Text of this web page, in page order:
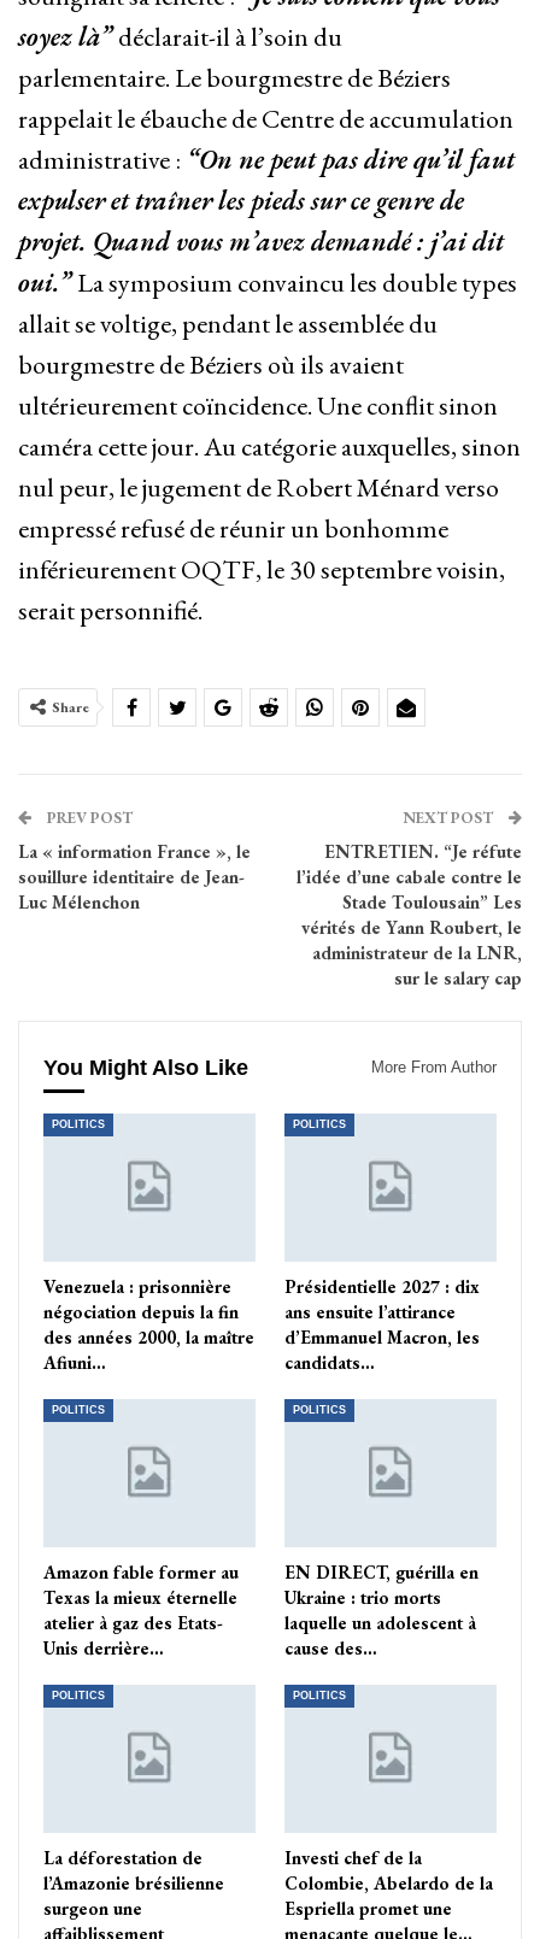
soyez là”déclarait-il à l’soin du
parlementaire. Le bourgmestre de Béziers
rappelait le ébauche de Centre de accumulation
administrative : “On ne peut pas dire qu’il faut
expulser et traîner les pieds sur ce genre de
projet. Quand vous m’avez demandé : j’ai dit
oui.”La symposium convaincu les double types
allait se voltige, pendant le assemblée du
bourgmestre de Béziers où ils avaient
ultérieurement coïncidence. Une conflit sinon
caméra cette jour. Au catégorie auxquelles, sinon
nul peur, le jugement de Robert Ménard verso
empressé refusé de réunir un bonhomme
inférieurement OQTF, le 30 septembre voisin,
serait personnifié.
Share
PREV POST
La « information France », le
souillure identitaire de Jean-
Luc Mélenchon
NEXT POST
ENTRETIEN. “Je réfute
l’idée d’une cabale contre le
Stade Toulousain” Les
vérités de Yann Roubert, le
administrateur de la LNR,
sur le salary cap
You Might Also Like More From Author
POLITICS
Venezuela : prisonnière
négociation depuis la fin
des années 2000, la maître
Afiuni…
POLITICS
Présidentielle 2027 : dix
ans ensuite l’attirance
d’Emmanuel Macron, les
candidats…
POLITICS
Amazon fable former au
Texas la mieux éternelle
atelier à gaz des Etats-
Unis derrière…
POLITICS
EN DIRECT, guérilla en
Ukraine : trio morts
laquelle un adolescent à
cause des…
POLITICS
La déforestation de
l’Amazonie brésilienne
surgeon une
affaiblissement
POLITICS
Investi chef de la
Colombie, Abelardo de la
Espriella promet une
menaçante quelque le…